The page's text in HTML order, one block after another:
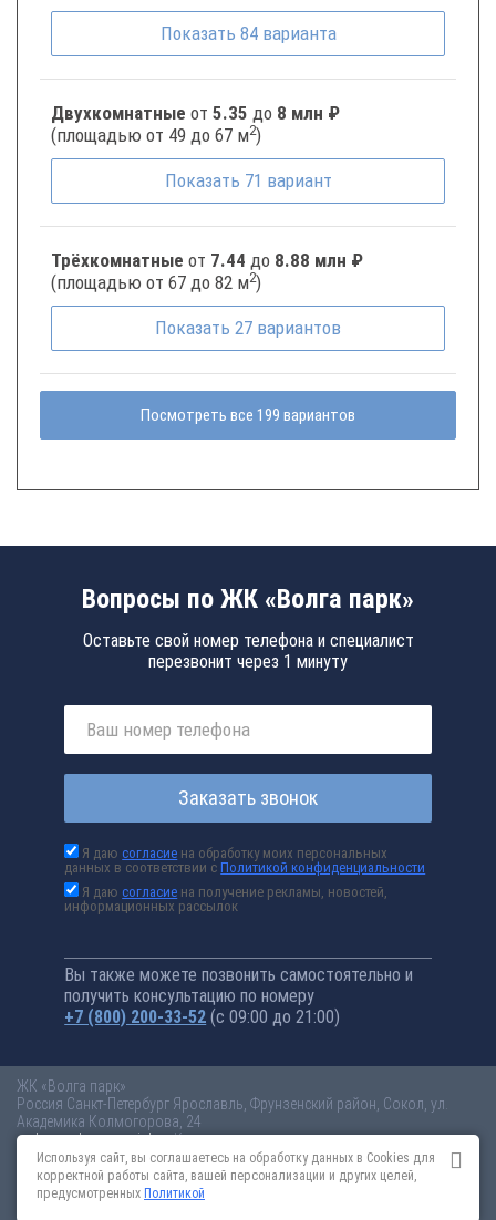
Показать 84 варианта
Двухкомнатные от 5.35 до 8 млн ₽
(площадью от 49 до 67 м2)
Показать 71 вариант
Трёхкомнатные от 7.44 до 8.88 млн ₽
(площадью от 67 до 82 м2)
Показать 27 вариантов
Посмотреть все 199 вариантов
Вопросы по ЖК «Волга парк»
Оставьте свой номер телефона и специалист
перезвонит через 1 минуту
Заказать звонок
Я даюсогласие на обработку моих персональных
данных в соответствии сПолитикой конфиденциальности
Я даюсогласие на получение рекламы, новостей,
информационных рассылок
Вы также можете позвонить самостоятельно и
получить консультацию по номеру
+7 (800) 200-33-52 (с 09:00 до 21:00)
ЖК «Волга парк»
Россия Санкт-Петербург Ярославль, Фрунзенский район, Сокол, ул.
Академика Колмогорова, 24
volga-park.novopoisk.ruКупить квартиру в новом жилом комплексе
«Волга парк» от «ПАО «ПИК-специализированный застройщик»» в
Ярославле. Квартиры различных планировок от 3 млн рублей!
Используя сайт, вы соглашаетесь на обработку данных в Cookies для
корректной работы сайта, вашей персонализации и других целей,
предусмотренных Политикой